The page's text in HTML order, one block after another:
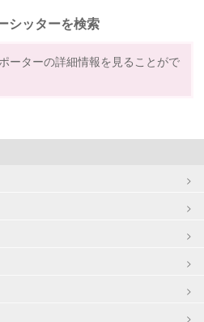
シッターを検索
ーターの詳細情報を見ることがで